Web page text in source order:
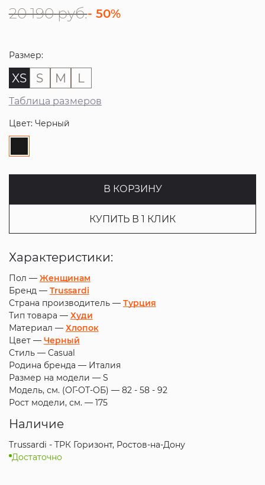
20 190 руб.- 50%
Размер:
XS S M L
Таблица размеров
Цвет: Черный
В КОРЗИНУ
КУПИТЬ В 1 КЛИК
Характеристики:
Пол — Женщинам
Бренд — Trussardi
Страна производитель — Турция
Тип товара — Худи
Материал — Хлопок
Цвет — Черный
Стиль — Casual
Родина бренда — Италия
Размер на модели — S
Модель, см. (ОГ-ОТ-ОБ) — 82 - 58 - 92
Рост модели, см. — 175
Наличие
Trussardi - ТРК Горизонт, Ростов-на-Дону
Достаточно